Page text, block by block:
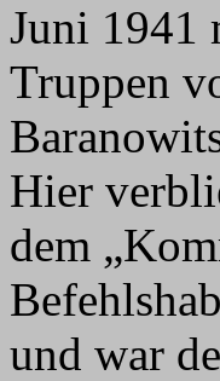
Juni 1941
Truppen
Hier
dem
und war